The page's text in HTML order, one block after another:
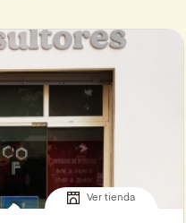
Ver tienda